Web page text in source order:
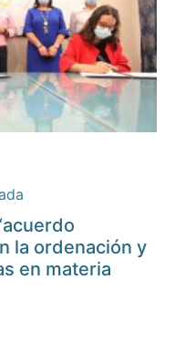
la ordenación y
en materia